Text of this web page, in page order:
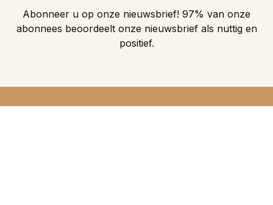
Abonneer u op onze nieuwsbrief! 97% van onze
abonnees beoordeelt onze nieuwsbrief als nuttig en
positief.